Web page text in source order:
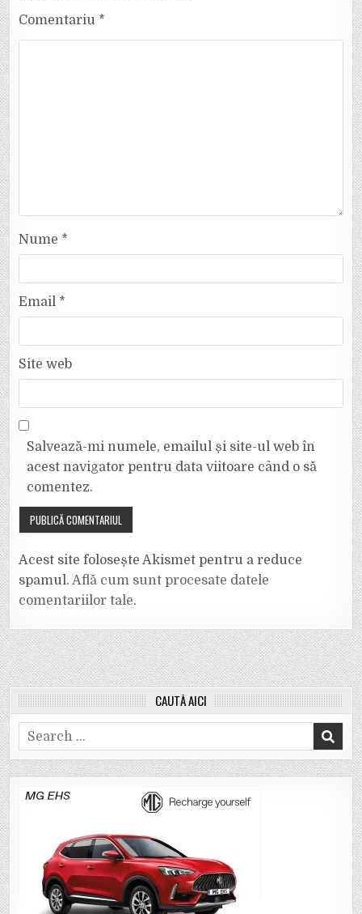
Comentariu *
Nume *
Email *
Site web
Salvează-mi numele, emailul și site-ul web în
acest navigator pentru data viitoare când o să
comentez.
Acest site folosește Akismet pentru a reduce
spamul.Află cum sunt procesate datele
comentariilor tale.
CAUTĂ AICI
Search
for: